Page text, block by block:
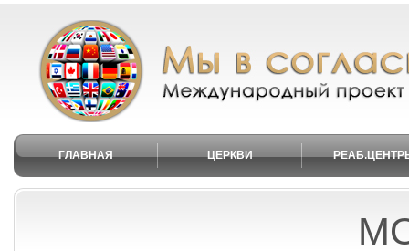
ГЛАВНАЯ ЦЕРКВИ